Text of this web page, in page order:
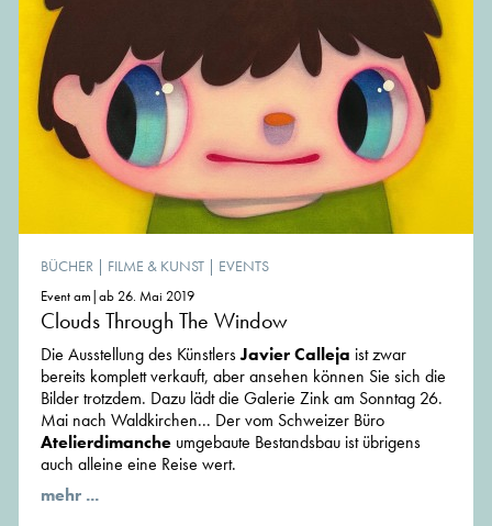
BÜCHER | FILME & KUNST | EVENTS
Event am|ab 26. Mai 2019
Clouds Through The Window
Die Ausstellung des KünstlersJavier Calleja ist zwar
bereits komplett verkauft, aber ansehen können Sie sich die
Bilder trotzdem. Dazu lädt die Galerie Zink am Sonntag 26.
Mai nach Waldkirchen... Der vom Schweizer Büro
Atelierdimanche umgebaute Bestandsbau ist übrigens
auch alleine eine Reise wert.
mehr ...